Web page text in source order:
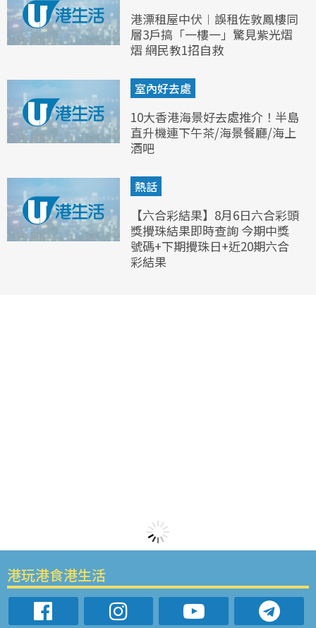
港漂租屋中伏︱誤租佐敦鳳樓同
層3戶搞「一樓一」驚見紫光熠
熠 網民教1招自救
室內好去處
10大香港海景好去處推介！半島
直升機連下午茶/海景餐廳/海上
酒吧
熱話
【六合彩結果】8月6日六合彩頭
獎攪珠結果即時查詢 今期中獎
號碼+下期攪珠日+近20期六合
彩結果
港玩港食港生活